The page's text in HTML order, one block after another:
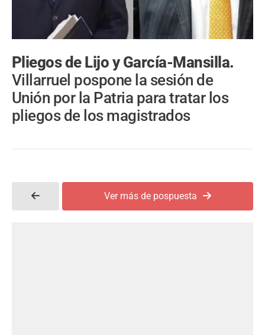
Pliegos de Lijo y García-Mansilla.
Villarruel pospone la sesión de
Unión por la Patria para tratar los
pliegos de los magistrados
Ver más de pospuesta